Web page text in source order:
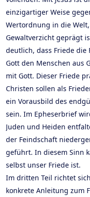
einzigartiger Weise
Wertordnung in die
Gewaltverzicht geprägt
deutlich, dass Friede
Gott den Menschen aus
mit Gott. Dieser Friede
Christen sollen als
ein Vorausbild des
sein. Im Epheserbrief
Juden und Heiden
der Feindschaft
geführt. In diesem Sinn
selbst unser Friede ist.
Im dritten Teil richtet
konkrete Anleitung zum